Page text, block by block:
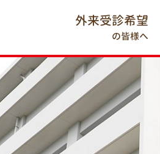
外来受診希望
の皆様へ